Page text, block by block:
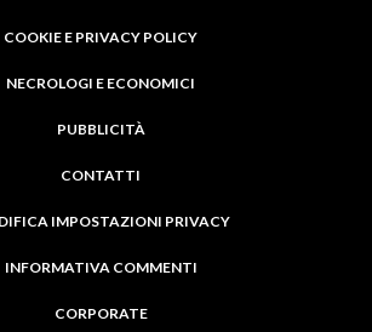
COOKIE E PRIVACY POLICY
NECROLOGI E ECONOMICI
PUBBLICITÀ
CONTATTI
IMPOSTAZIONI PRIVACY
INFORMATIVA COMMENTI
CORPORATE